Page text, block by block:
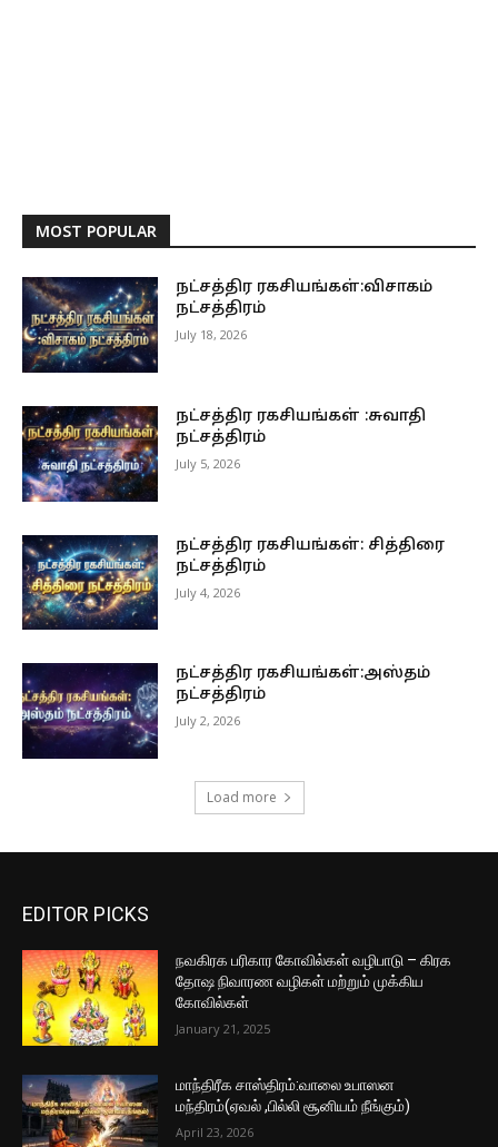
MOST POPULAR
நட்சத்திர ரகசியங்கள்:விசாகம்
நட்சத்திரம்
July 18, 2026
நட்சத்திர ரகசியங்கள் :சுவாதி
நட்சத்திரம்
July 5, 2026
நட்சத்திர ரகசியங்கள்: சித்திரை
நட்சத்திரம்
July 4, 2026
நட்சத்திர ரகசியங்கள்:அஸ்தம்
நட்சத்திரம்
July 2, 2026
Load more
EDITOR PICKS
நவகிரக பரிகார கோவில்கள் வழிபாடு – கிரக
தோஷ நிவாரண வழிகள் மற்றும் முக்கிய
கோவில்கள்
January 21, 2025
மாந்திரீக சாஸ்திரம்:வாலை உபாஸன
மந்திரம்(ஏவல் ,பில்லி சூனியம் நீங்கும்)
April 23, 2026